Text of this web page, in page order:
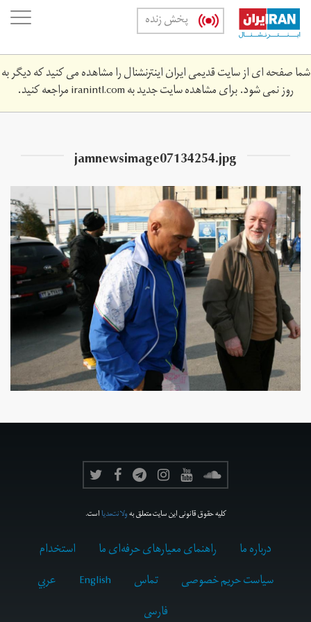
Skip
main
content
پخش زنده
شما صفحه ای از سایت قدیمی ایران اینترنشنال را مشاهده می کنید که دیگر به
روز نمی شود. برای مشاهده سایت جدید بهiranintl.comمراجعه کنید.
jamnewsimage07134254.jpg
کلیه حقوق قانونی این سایت متعلق بهولانت‌مدیااست.
درباره ما راهنمای معیارهای حرفه‌ای ما
استخدام
سیاست حریم خصوصی
تماس English
عربي
فارسى